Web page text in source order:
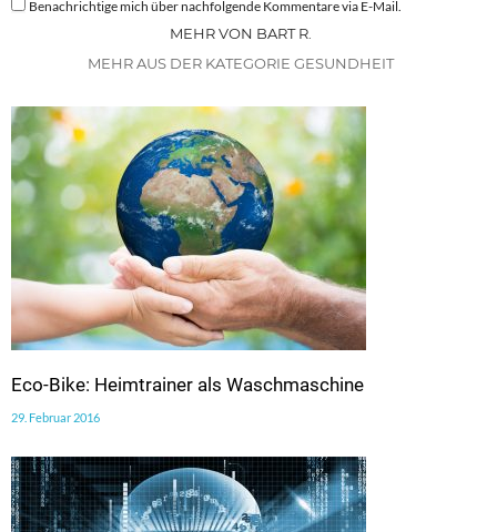
Benachrichtige mich über nachfolgende Kommentare via E-Mail.
MEHR VON BART R.
MEHR AUS DER KATEGORIE GESUNDHEIT
Eco-Bike: Heimtrainer als Waschmaschine
29. Februar 2016